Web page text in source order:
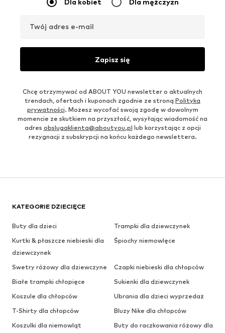
Dla kobiet Dla mężczyzn
Twój adres e-mail
Zapisz się
Chcę otrzymywać od ABOUT YOU newsletter o aktualnych
trendach, ofertach i kuponach zgodnie ze stroną Polityka
prywatności. Możesz wycofać swoją zgodę w dowolnym
momencie ze skutkiem na przyszłość, wysyłając wiadomość na
adres obslugaklienta@aboutyou.pl lub korzystając z opcji
rezygnacji z subskrypcji na końcu każdego newslettera.
KATEGORIE DZIECIĘCE
Buty dla dzieci
Trampki dla dziewczynek
Kurtki & płaszcze niebieski dla
dziewczynek
Śpiochy niemowlęce
Swetry różowy dla dziewczyne
Czapki niebieski dla chłopców
Białe trampki chłopięce
Sukienki dla dziewczynek
Koszule dla chłopców
Ubrania dla dzieci wyprzedaż
T-Shirty dla chłopców
Bluzy Nike dla chłopców
Koszulki dla niemowląt
Buty do raczkowania różowy dla